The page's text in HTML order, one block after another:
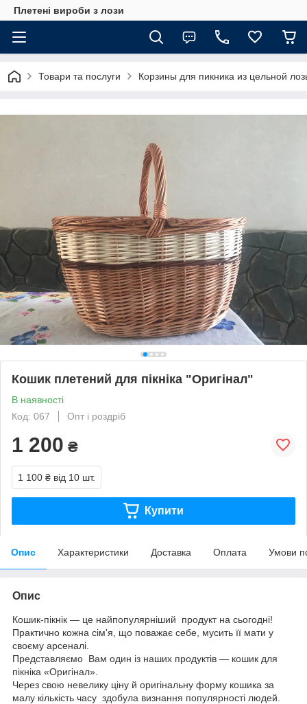
Плетені вироби з лози
Товари та послуги Корзины для пикника из цельной
Кошик плетений для пікніка "Оригінал"
В наявності
Код: 067
Опт і роздріб
1 200 ₴
1 100 ₴ від 10 шт.
Купити
Опис Характеристики Доставка Оплата Умови
Опис
Кошик-пікнік — це найпопулярніший продукт на сьогодні!
Практично кожна сім'я, що поважає себе, мусить її мати у
своєму арсеналі.
Представляємо Вам один із наших продуктів — кошик для
пікніка «Оригінал».
Через свою невелику ціну й оригінальну форму кошика за
малу кількість часу здобула визнання популярності людей.